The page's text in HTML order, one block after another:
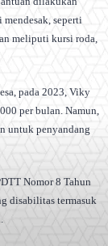
seperti
meliputi kursi roda,
pada 2023, Viky
per bulan. Namun,
untuk penyandang
Nomor 8 Tahun
disabilitas termasuk